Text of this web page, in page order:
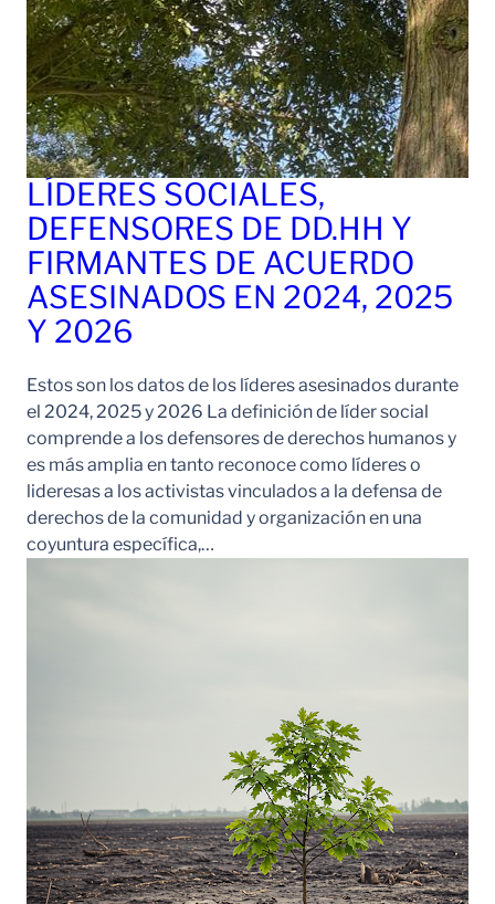
LÍDERES SOCIALES,
DEFENSORES DE DD.HH Y
FIRMANTES DE ACUERDO
ASESINADOS EN 2024, 2025
Y 2026
Estos son los datos de los líderes asesinados durante
el 2024, 2025 y 2026 La definición de líder social
comprende a los defensores de derechos humanos y
es más amplia en tanto reconoce como líderes o
lideresas a los activistas vinculados a la defensa de
derechos de la comunidad y organización en una
coyuntura específica,…